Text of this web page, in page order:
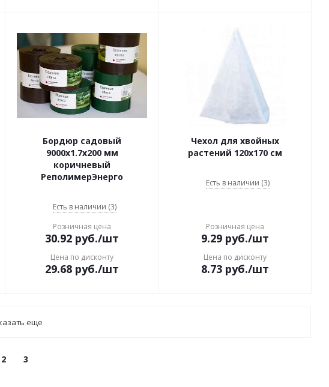
Бордюр садовый
9000x1.7x200 мм
коричневый
РеполимерЭнерго
Есть в наличии (3)
Розничная цена
30.92 руб./шт
Цена по дисконту
29.68 руб./шт
Чехол для хвойных
растений 120х170 см
Есть в наличии (3)
Розничная цена
9.29 руб./шт
Цена по дисконту
8.73 руб./шт
еще
2 3